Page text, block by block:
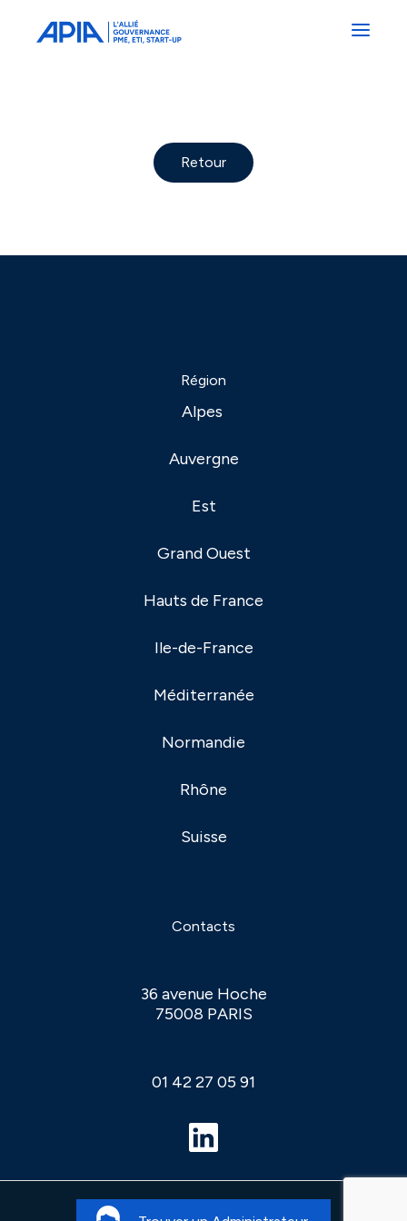
Professionnels
Indépendants
Retour
Région
Alpes
Auvergne
Est
Grand Ouest
Hauts de France
Ile-de-France
Méditerranée
Normandie
Rhône
Suisse
Contacts
36 avenue Hoche
75008 PARIS
01 42 27 05 91
Mentions Légales © 2026 APIA